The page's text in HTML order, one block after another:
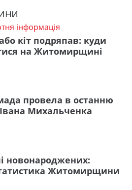
інформація
кіт подряпав: куди
на Житомирщині
провела в останню
Михальченка
новонароджених:
Житомирщини